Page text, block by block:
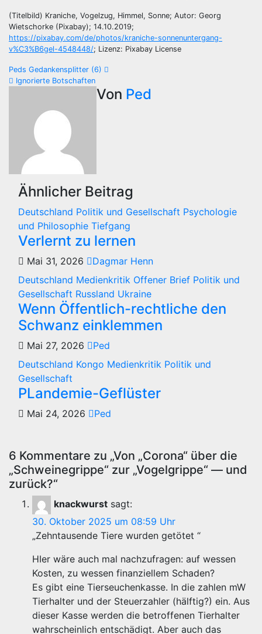
(Titelbild) Kraniche, Vogelzug, Himmel, Sonne; Autor: Georg
Wietschorke (Pixabay); 14.10.2019;
https://pixabay.com/de/photos/kraniche-sonnenuntergang-
v%C3%B6gel-4548448/; Lizenz: Pixabay License
Beitragsnavigation
Peds Gedankensplitter (6)
Ignorierte Botschaften
Von Ped
Ähnlicher Beitrag
Deutschland Politik und Gesellschaft Psychologie
und Philosophie Tiefgang
Verlernt zu lernen
Mai 31, 2026
Dagmar Henn
Deutschland Medienkritik Offener Brief Politik und
Gesellschaft Russland Ukraine
Wenn Öffentlich-rechtliche den
Schwanz einklemmen
Mai 27, 2026
Ped
Deutschland Kongo Medienkritik Politik und
Gesellschaft
PLandemie-Geflüster
Mai 24, 2026 Ped
6 Kommentare zu „Von „Corona“ über die
„Schweinegrippe“ zur „Vogelgrippe“ — und
zurück?“
knackwurst sagt:
30. Oktober 2025 um 08:59 Uhr
„Zehntausende Tiere wurden getötet “
HIer wäre auch mal nachzufragen: auf wessen
Kosten, zu wessen finanziellem Schaden?
Es gibt eine Tierseuchenkasse. In die zahlen mW
Tierhalter und der Steuerzahler (hälftig?) ein. Aus
dieser Kasse werden die betroffenen Tierhalter
wahrscheinlich entschädigt. Aber auch das